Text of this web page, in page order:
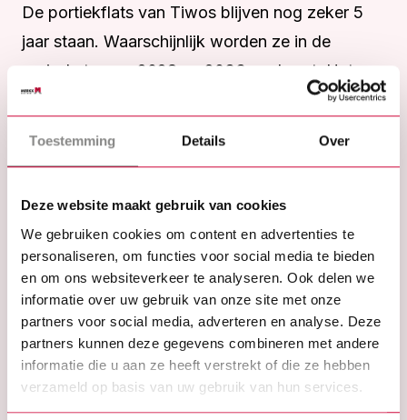
Toestemming Details Over
Deze website maakt gebruik van cookies
We gebruiken cookies om content en advertenties te
personaliseren, om functies voor social media te bieden
en om ons websiteverkeer te analyseren. Ook delen we
informatie over uw gebruik van onze site met onze
partners voor social media, adverteren en analyse. Deze
partners kunnen deze gegevens combineren met andere
informatie die u aan ze heeft verstrekt of die ze hebben
verzameld op basis van uw gebruik van hun services.
De portiekflats van Tiwos blijven nog zeker 5
jaar staan. Waarschijnlijk worden ze in de
periode tussen 2028 en 2033 gesloopt. Het
officiële besluit over de sloop moet Tiwos nog
duidelijkheid geven over waar de
(vervangende) nieuwbouw bijvoorbeeld komt.
Het besluit van Tiwos heeft geen invloed op
woningen van andere corporaties of woningen
in particulier eigendom.